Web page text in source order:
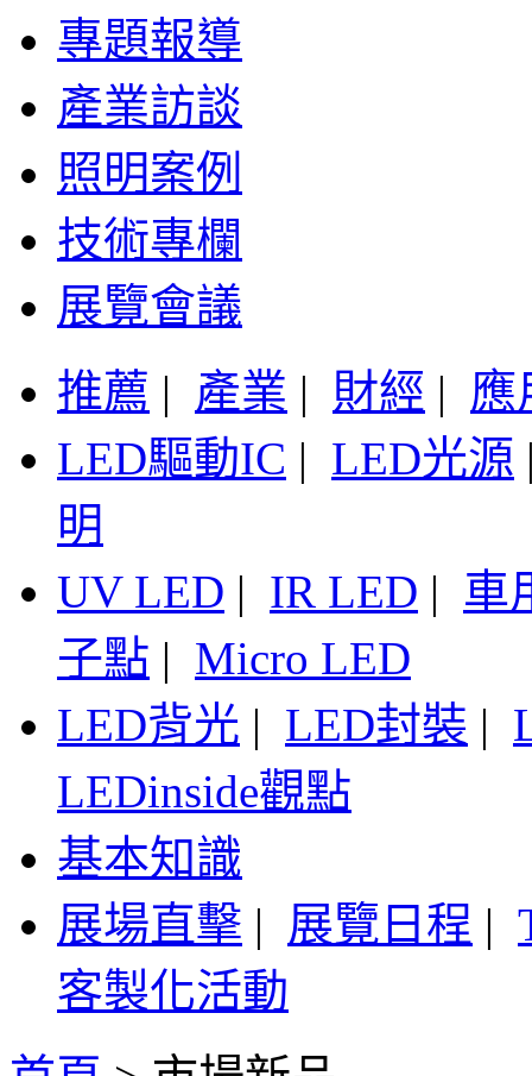
專題報導
產業訪談
照明案例
技術專欄
展覽會議
推薦 | 產業 | 財經 | 應
LED驅動IC | LED光源
明
UV LED | IR LED | 車
子點 | Micro LED
LED背光 | LED封裝 |
LEDinside觀點
基本知識
展場直擊 | 展覽日程 |
客製化活動